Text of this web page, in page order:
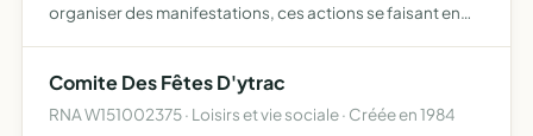
organiser des manifestations, ces actions se faisant en
entre…
Comite Des Fêtes D'ytrac
RNA W151002375 · Loisirs et vie sociale · Créée en 1984